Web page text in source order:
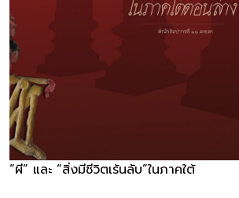
“ผี” และ “สิ่งมีชีวิตเร้นลับ”ในภาคใต้